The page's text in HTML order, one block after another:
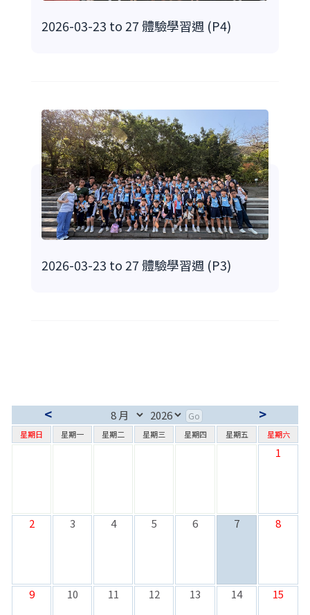
2026-03-23 to 27 體驗學習週 (P4)
2026-03-23 to 27 體驗學習週 (P3)
< >
星期日 星期一 星期二 星期三 星期四 星期五 星期六
1
2 3 4 5 6 7 8
9 10 11 12 13 14 15